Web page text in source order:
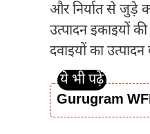
और निर्यात से जुड़े
उत्पादन इकाइयों
दवाइयों का उत्पादन
Gurugram